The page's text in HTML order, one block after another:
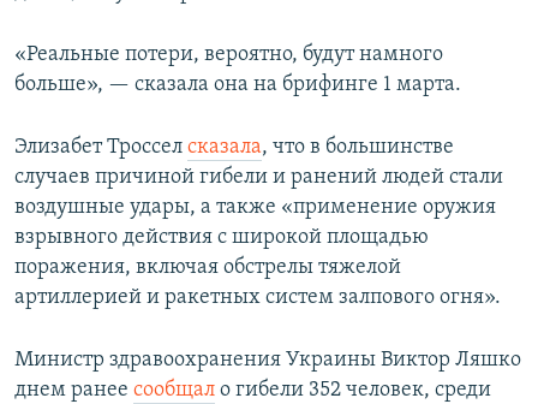
«Реальные потери, вероятно, будут намного
больше», — сказала она на брифинге 1 марта.
Элизабет Троссел сказала, что в большинстве
случаев причиной гибели и ранений людей стали
воздушные удары, а также «применение оружия
взрывного действия с широкой площадью
поражения, включая обстрелы тяжелой
артиллерией и ракетных систем залпового огня».
Министр здравоохранения Украины Виктор Ляшко
днем ранее сообщал о гибели 352 человек, среди